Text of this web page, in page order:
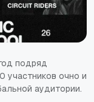
подряд
участников очно и
аудитории.